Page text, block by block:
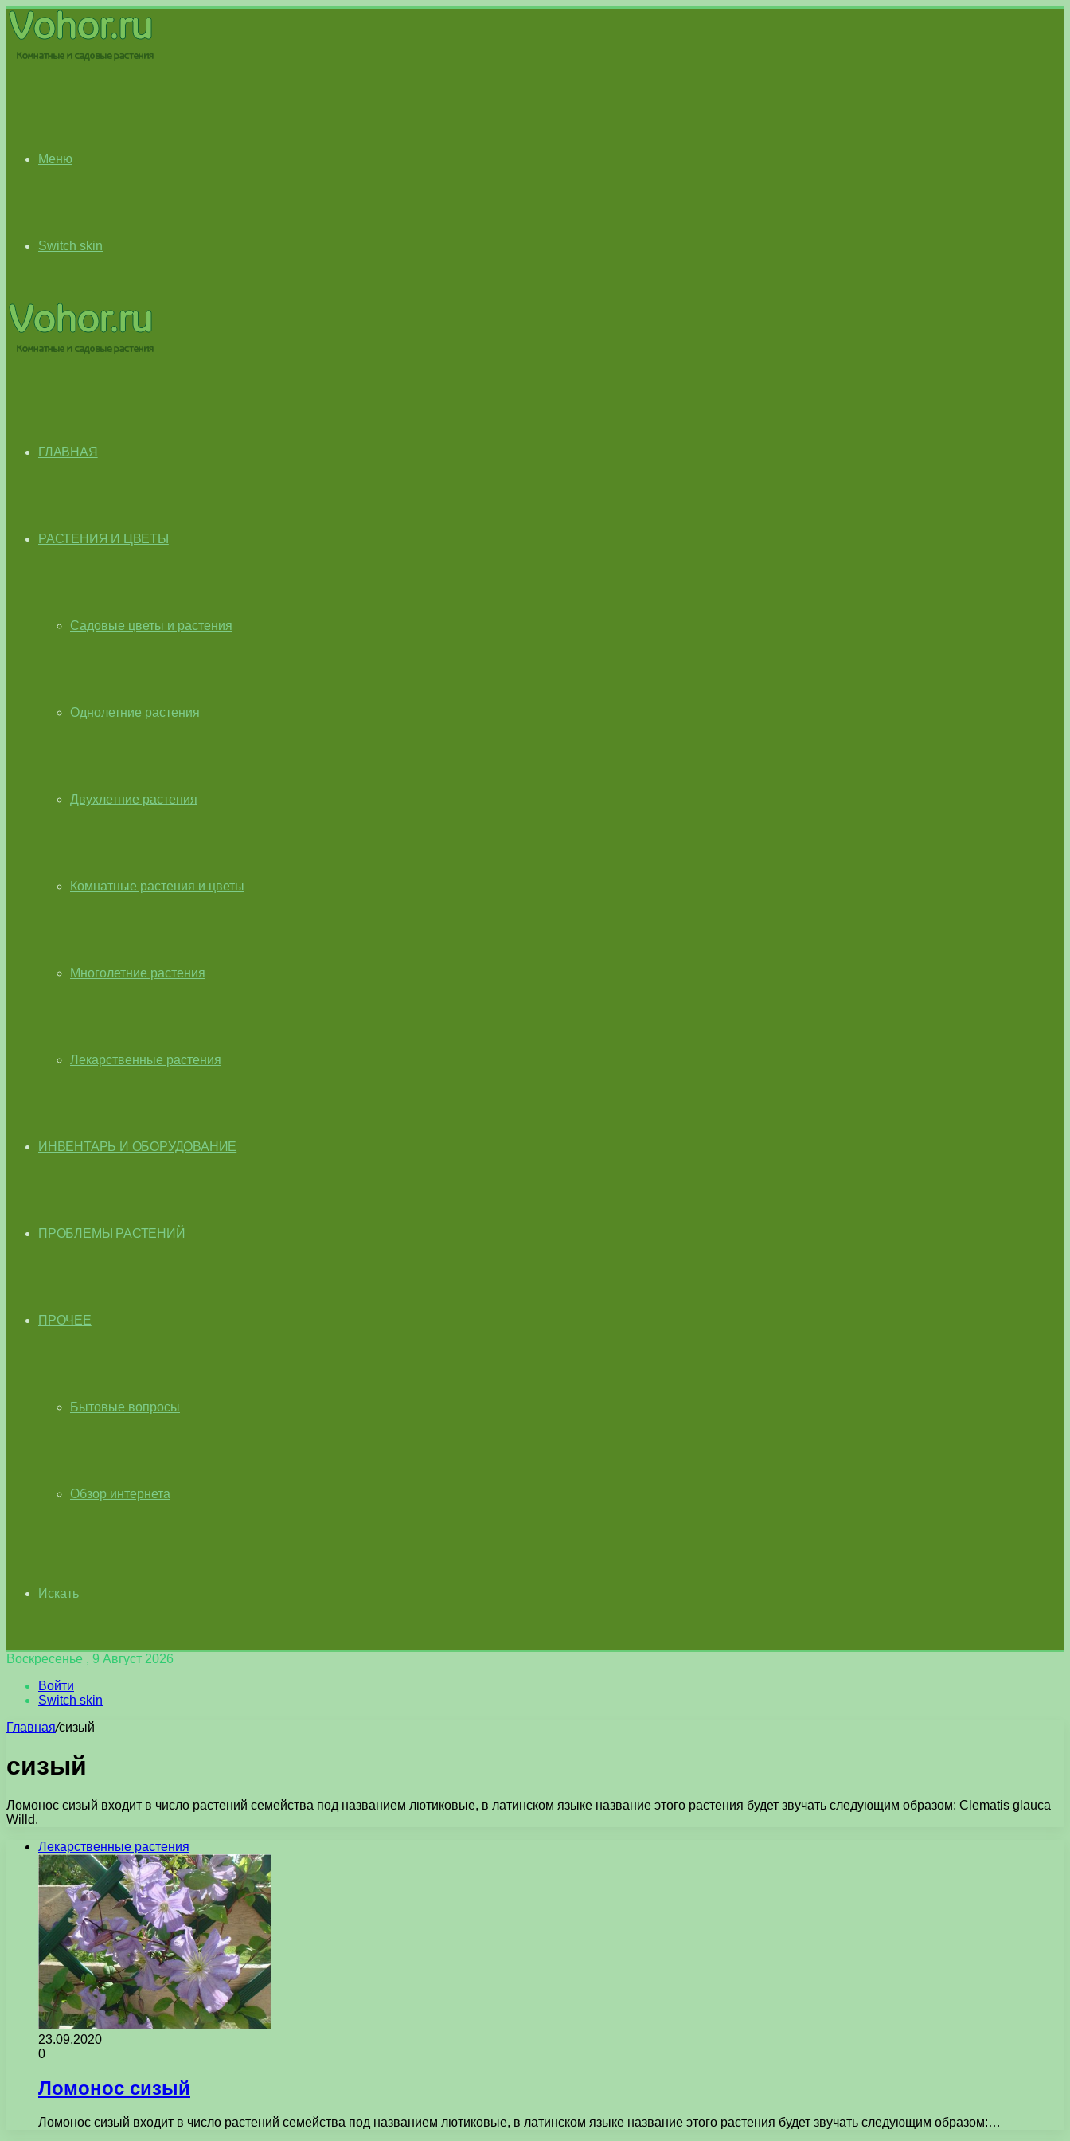
Меню
Switch skin
ГЛАВНАЯ
РАСТЕНИЯ И ЦВЕТЫ
Садовые цветы и растения
Однолетние растения
Двухлетние растения
Комнатные растения и цветы
Многолетние растения
Лекарственные растения
ИНВЕНТАРЬ И ОБОРУДОВАНИЕ
ПРОБЛЕМЫ РАСТЕНИЙ
ПРОЧЕЕ
Бытовые вопросы
Обзор интернета
Искать
Воскресенье , 9 Август 2026
Войти
Switch skin
Главная/сизый
сизый
Ломонос сизый входит в число растений семейства под названием лютиковые, в латинском языке название этого растения будет звучать следующим образом: Clematis glauca
Willd.
Лекарственные растения
23.09.2020
0
Ломонос сизый
Ломонос сизый входит в число растений семейства под названием лютиковые, в латинском языке название этого растения будет звучать следующим образом:…